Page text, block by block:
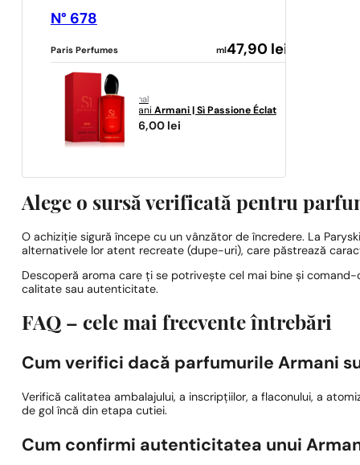
N° 678
Paris Perfumes ml47,90 lei
original
Armani Armani | Sì Passione Éclat
1046,00 lei
Alege o sursă verificată pentru
O achiziție sigură începe cu un vânzător de încredere. La
alternativele lor atent recreate (dupe-uri), care păstrează
Descoperă aroma care ți se potrivește cel mai bine și
calitate sau autenticitate.
FAQ – cele mai frecvente întrebări
Cum verifici dacă parfumurile Armani
Verifică calitatea ambalajului, a inscripțiilor, a flaconului, a
de gol încă din etapa cutiei.
Cum confirmi autenticitatea unui